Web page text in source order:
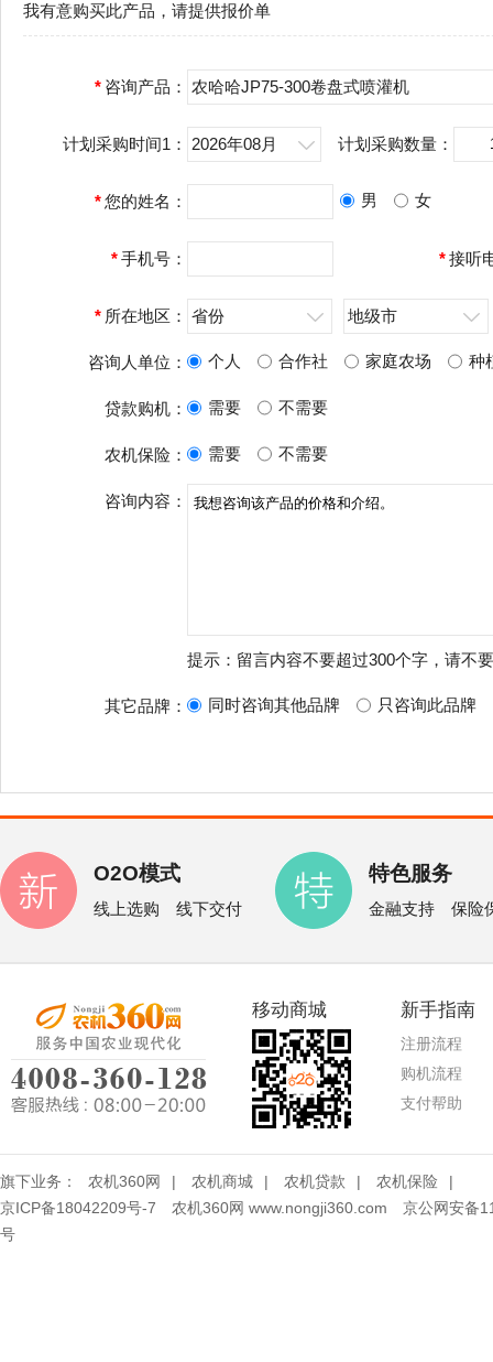
我有意购买此产品，请提供报价单
* 咨询产品： 农哈哈JP75-300卷盘式喷灌机
计划采购时间1： 2026年08月 计划采购数量：
*您的姓名： 男 女
*手机号： *接听
* 所在地区： 省份 地级市
咨询人单位： 个人 合作社 家庭农场 种
贷款购机： 需要 不需要
农机保险： 需要 不需要
咨询内容：
提示：留言内容不要超过300个字，请不
其它品牌： 同时咨询其他品牌 只咨询此品牌
O2O模式
线上选购 线下交付
特色服务
金融支持 保险
移动商城 新手指南
注册流程
购机流程
支付帮助
旗下业务： 农机360网 | 农机商城 | 农机贷款 | 农机保险
|
京ICP备18042209号-7 农机360网 www.nongji360.com 京公网安备
号